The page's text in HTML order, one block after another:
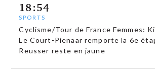
18:54
SPORTS
Cyclisme/Tour de France Femmes:
Le Court-Pienaar remporte la 6e
Reusser reste en jaune